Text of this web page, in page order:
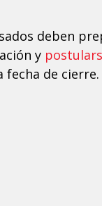
deben
y
fecha de cierre.